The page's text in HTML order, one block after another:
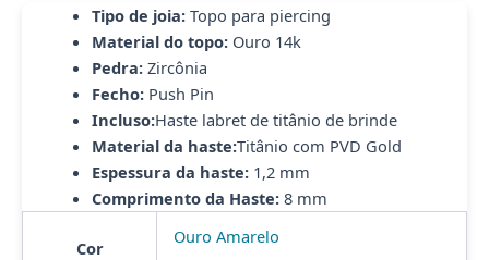
ZIRCONIA
quantidade
Tipo de joia:Topo para piercing
Material do topo:Ouro 14k
Pedra:Zircônia
Fecho:Push Pin
Incluso:Haste labret de titânio de brinde
Material da haste:Titânio com PVD Gold
Espessura da haste:1,2 mm
Comprimento da Haste:8 mm
Cor
Ouro Amarelo